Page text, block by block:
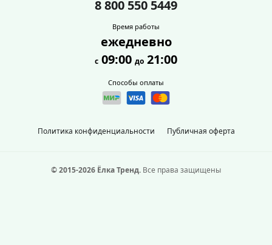
Политика конфиденциальности Публичная оферта
8 800 550 5449
Время работы
ежедневно
с 09:00 до 21:00
Способы оплаты
© 2015-2026 Ёлка Тренд. Все права защищены